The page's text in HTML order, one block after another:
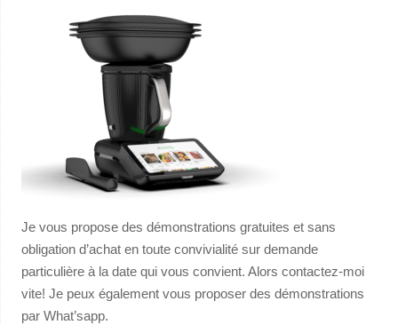
Je vous propose des démonstrations gratuites et sans
obligation d’achat en toute convivialité sur demande
particulière à la date qui vous convient. Alors contactez-moi
vite! Je peux également vous proposer des démonstrations
par What’sapp.